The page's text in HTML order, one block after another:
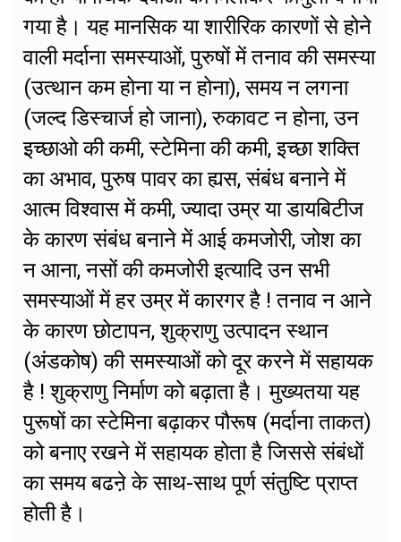
गया है। यह मानसिक या शारीरिक कारणों से होने
वाली मर्दाना समस्याओं, पुरुषों में तनाव की समस्या
(उत्थान कम होना या न होना), समय न लगना
(जल्द डिस्चार्ज हो जाना), रुकावट न होना, उन
इच्छाओ की कमी, स्टेमिना की कमी, इच्छा शक्ति
का अभाव, पुरुष पावर का ह्यस, संबंध बनाने में
आत्म विश्वास में कमी, ज्यादा उम्र या डायबिटीज
के कारण संबंध बनाने में आई कमजोरी, जोश का
न आना, नसों की कमजोरी इत्यादि उन सभी
समस्याओं में हर उम्र में कारगर है ! तनाव न आने
के कारण छोटापन, शुक्राणु उत्पादन स्थान
(अंडकोष) की समस्याओं को दूर करने में सहायक
है ! शुक्राणु निर्माण को बढ़ाता है। मुख्यतया यह
पुरूषों का स्टेमिना बढ़ाकर पौरूष (मर्दाना ताकत)
को बनाए रखने में सहायक होता है जिससे संबंधों
का समय बढऩे के साथ-साथ पूर्ण संतुष्टि प्राप्त
होती है।